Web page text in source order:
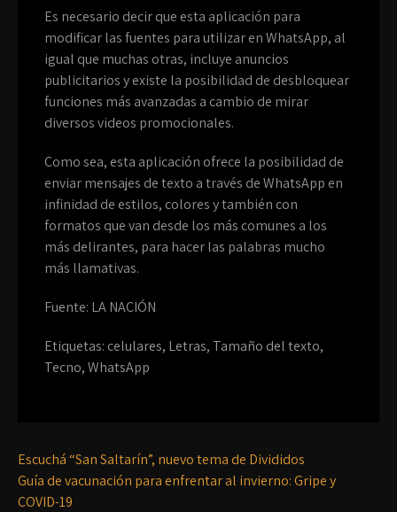
Es necesario decir que esta aplicación para
modificar las fuentes para utilizar en WhatsApp, al
igual que muchas otras, incluye anuncios
publicitarios y existe la posibilidad de desbloquear
funciones más avanzadas a cambio de mirar
diversos videos promocionales.
Como sea, esta aplicación ofrece la posibilidad de
enviar mensajes de texto a través de WhatsApp en
infinidad de estilos, colores y también con
formatos que van desde los más comunes a los
más delirantes, para hacer las palabras mucho
más llamativas.
Fuente: LA NACIÓN
Etiquetas: celulares, Letras, Tamaño del texto,
Tecno,WhatsApp
Escuchá “San Saltarín”, nuevo tema de Divididos
Guía de vacunación para enfrentar al invierno: Gripe y
COVID-19